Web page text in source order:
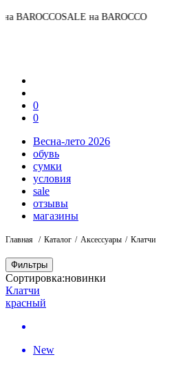
SALE на BAROCCO
0
0
Весна-лето 2026
обувь
сумки
условия
sale
отзывы
магазины
Главная Каталог Аксессуары Клатчи
Фильтры
Сортировка:новинки
Клатчи
красный
New